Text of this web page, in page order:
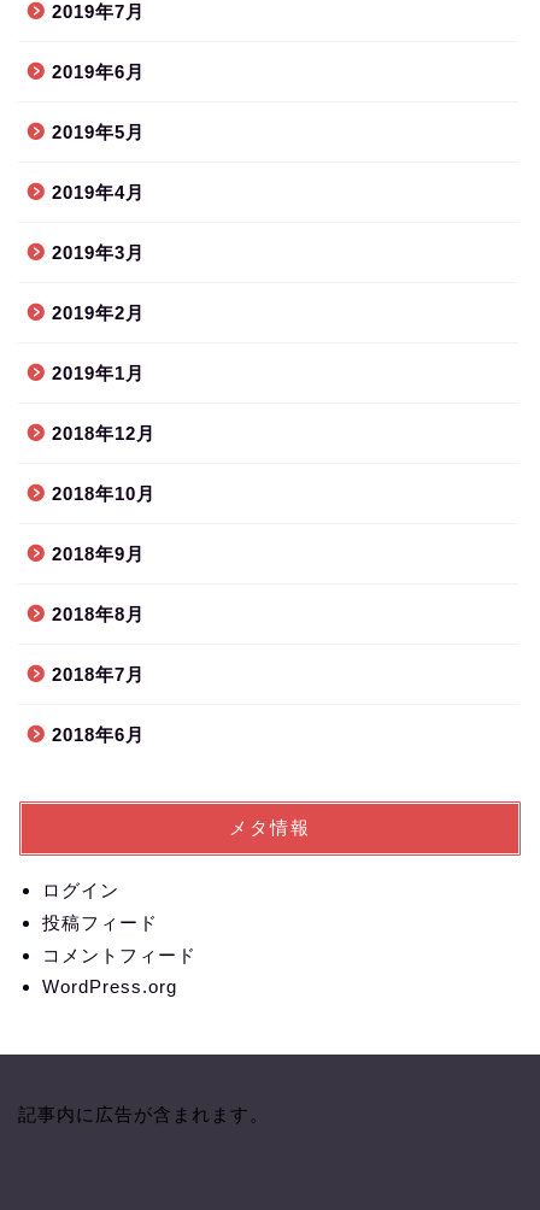
2019年7月
2019年6月
2019年5月
2019年4月
2019年3月
2019年2月
2019年1月
2018年12月
2018年10月
2018年9月
2018年8月
2018年7月
2018年6月
メタ情報
ログイン
投稿フィード
コメントフィード
WordPress.org
記事内に広告が含まれます。